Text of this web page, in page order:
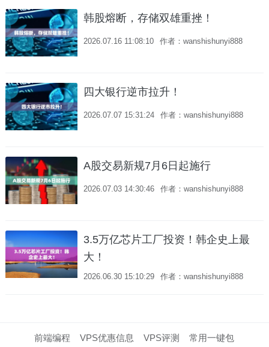
韩股熔断，存储双雄重挫！
2026.07.16 11:08:10 作者：wanshishunyi888
四大银行逆市拉升！
2026.07.07 15:31:24 作者：wanshishunyi888
A股交易新规7月6日起施行
2026.07.03 14:30:46 作者：wanshishunyi888
3.5万亿芯片工厂投资！韩企史上最
大！
2026.06.30 15:10:29 作者：wanshishunyi888
前端编程 VPS优惠信息 VPS评测 常用一键包